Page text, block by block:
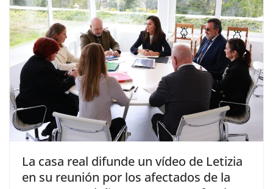
​La casa real difunde un vídeo de Letizia
en su reunión por los afectados de la